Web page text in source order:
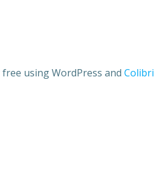
using WordPress and Colibri